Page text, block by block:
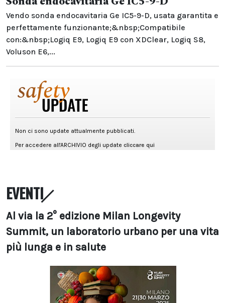
Vendo sonda endocavitaria Ge IC5-9-D, usata garantita e
perfettamente funzionante;&nbsp;Compatibile
con:&nbsp;Logiq E9, Logiq E9 con XDClear, Logiq S8,
Voluson E6,...
EVENTI
Al via la 2° edizione Milan Longevity
Summit, un laboratorio urbano per una vita
più lunga e in salute